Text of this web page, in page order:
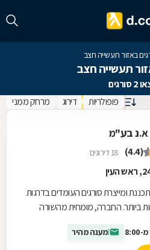
באזור תעשייה חצב
תעשייה חצב
פופולריות דירוג מרחק ממני
בע"מ
(4.4) 18 דירוגים
ומייצרת סורגים העומדים בדרגות
ביותר. החברה, מומחית מהשורה
מענה מהיר